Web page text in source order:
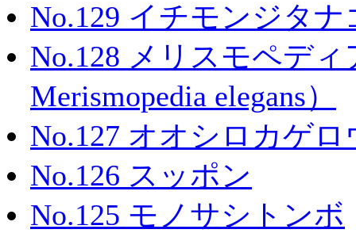
No.129 イチモンジタナ
No.128 メリスモペデ
Merismopedia elegans）
No.127 オオシロカゲロ
No.126 スッポン
No.125 モノサシトンボ